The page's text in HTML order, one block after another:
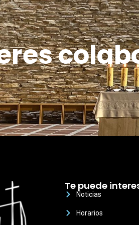
Te puede
Noticias
Horarios